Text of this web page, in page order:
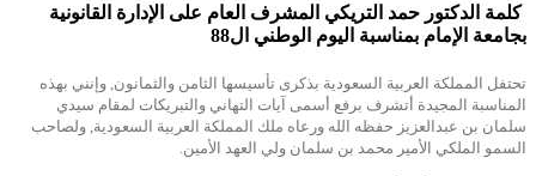
كلمة الدكتور حمد التريكي المشرف العام على الإدارة القانونية
بجامعة الإمام بمناسبة اليوم الوطني ال88
تحتفل المملكة العربية السعودية بذكرى تأسيسها الثامن والثمانون, وإنني بهذه
المناسبة المجيدة أتشرف برفع أسمى آيات التهاني والتبريكات لمقام سيدي
سلمان بن عبدالعزيز حفظه الله ورعاه ملك المملكة العربية السعودية, ولصاحب
السمو الملكي الأمير محمد بن سلمان ولي العهد الأمين.